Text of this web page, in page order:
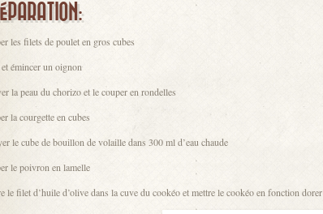
les filets de poulet en gros cubes
émincer un oignon
la peau du chorizo et le couper en rondelles
la courgette en cubes
le cube de bouillon de volaille dans 300 ml d’eau chaude
le poivron en lamelle
le filet d’huile d’olive dans la cuve du cookéo et mettre le cookéo en fonction dorer